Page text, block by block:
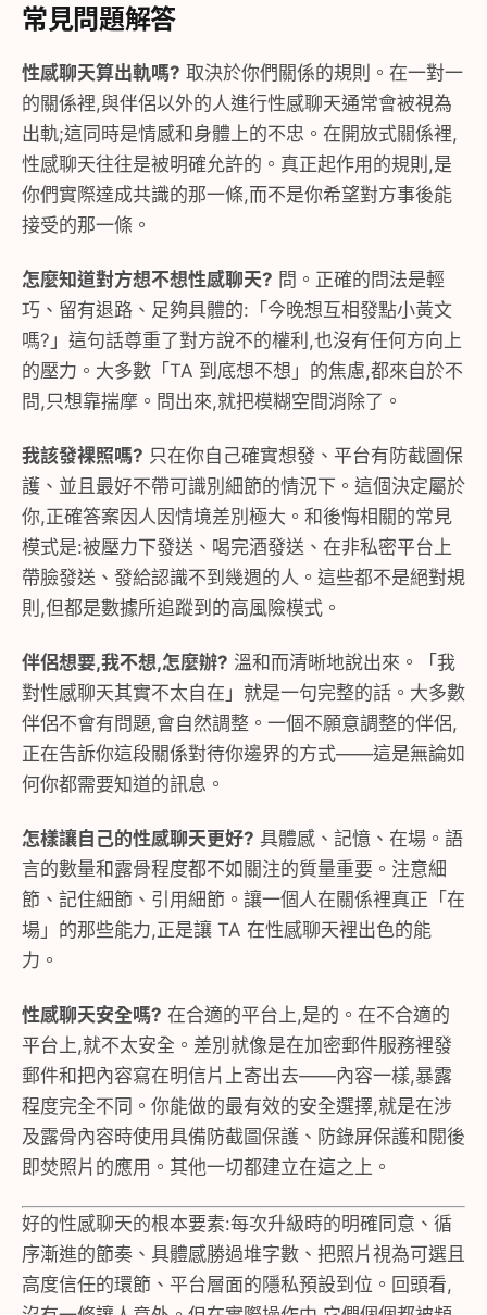
常見問題解答
性感聊天算出軌嗎? 取決於你們關係的規則。在一對一
的關係裡,與伴侶以外的人進行性感聊天通常會被視為
出軌;這同時是情感和身體上的不忠。在開放式關係裡,
性感聊天往往是被明確允許的。真正起作用的規則,是
你們實際達成共識的那一條,而不是你希望對方事後能
接受的那一條。
怎麼知道對方想不想性感聊天? 問。正確的問法是輕
巧、留有退路、足夠具體的:「今晚想互相發點小黃文
嗎?」這句話尊重了對方說不的權利,也沒有任何方向上
的壓力。大多數「TA 到底想不想」的焦慮,都來自於不
問,只想靠揣摩。問出來,就把模糊空間消除了。
我該發裸照嗎? 只在你自己確實想發、平台有防截圖保
護、並且最好不帶可識別細節的情況下。這個決定屬於
你,正確答案因人因情境差別極大。和後悔相關的常見
模式是:被壓力下發送、喝完酒發送、在非私密平台上
帶臉發送、發給認識不到幾週的人。這些都不是絕對規
則,但都是數據所追蹤到的高風險模式。
伴侶想要,我不想,怎麼辦? 溫和而清晰地說出來。「我
對性感聊天其實不太自在」就是一句完整的話。大多數
伴侶不會有問題,會自然調整。一個不願意調整的伴侶,
正在告訴你這段關係對待你邊界的方式——這是無論如
何你都需要知道的訊息。
怎樣讓自己的性感聊天更好? 具體感、記憶、在場。語
言的數量和露骨程度都不如關注的質量重要。注意細
節、記住細節、引用細節。讓一個人在關係裡真正「在
場」的那些能力,正是讓 TA 在性感聊天裡出色的能
力。
性感聊天安全嗎? 在合適的平台上,是的。在不合適的
平台上,就不太安全。差別就像是在加密郵件服務裡發
郵件和把內容寫在明信片上寄出去——內容一樣,暴露
程度完全不同。你能做的最有效的安全選擇,就是在涉
及露骨內容時使用具備防截圖保護、防錄屏保護和閱後
即焚照片的應用。其他一切都建立在這之上。
好的性感聊天的根本要素:每次升級時的明確同意、循
序漸進的節奏、具體感勝過堆字數、把照片視為可選且
高度信任的環節、平台層面的隱私預設到位。回頭看,